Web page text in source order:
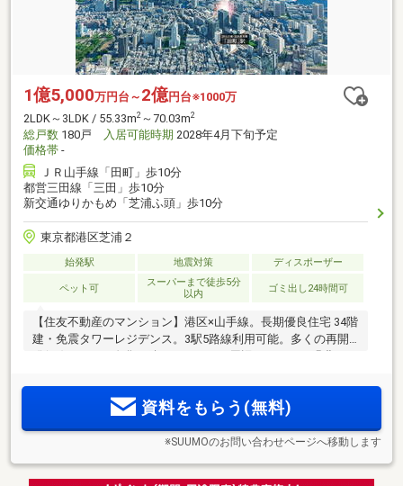
1億5,000万円台～ 2億円台※1000万
2LDK～3LDK / 55.33m2 ～70.03m2
総戸数 180戸 入居可能時期 2028年4月下旬予定
価格帯 -
ＪＲ山手線「田町」歩10分
都営三田線「三田」歩10分
新交通ゆりかもめ「芝浦ふ頭」歩10分
東京都港区芝浦２
始発駅 地震対策 ディスポーザー
ペット可
スーパーまで徒歩5分
以内
ゴミ出し24時間可
【住友不動産のマンション】港区×山手線。長期優良住宅 34階
建・免震タワーレジデンス。3駅5路線利用可能。多くの再開
資料をもらう(無料)
※SUUMOのお問い合わせページへ移動します